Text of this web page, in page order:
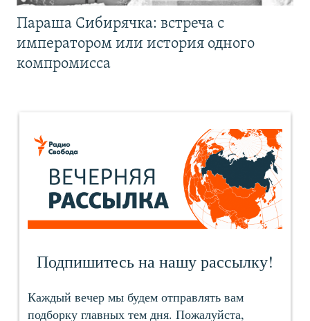
Параша Сибирячка: встреча с
императором или история одного
компромисса